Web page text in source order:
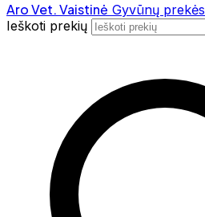
Aro Vet. Vaistinė Gyvūnų
Ieškoti prekių